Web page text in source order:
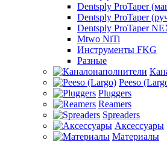
Dentsply ProTaper
Dentsply ProTaper
Dentsply ProTaper
Mtwo NiTi
Инструменты FKG
Разные
Peeso
Pluggers
Reamers
Spreaders
Аксессуары
Материалы